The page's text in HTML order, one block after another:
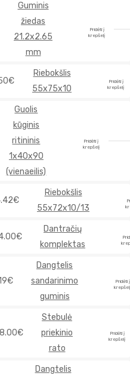
Guminis
žiedas
21.2x2.65
mm
Pridėti į
krepšelį
Riebokšlis
55x75x10
Pridėti į
krepšelį
Guolis
kūginis
ritininis
1x40x90
(vienaeilis)
Pridėti į
krepšelį
Riebokšlis
55x72x10/13
Dantračių
komplektas
Dangtelis
sandarinimo
guminis
Pridėti į
krepšelį
Stebulė
priekinio
rato
Pridėti į
krepšelį
Dangtelis